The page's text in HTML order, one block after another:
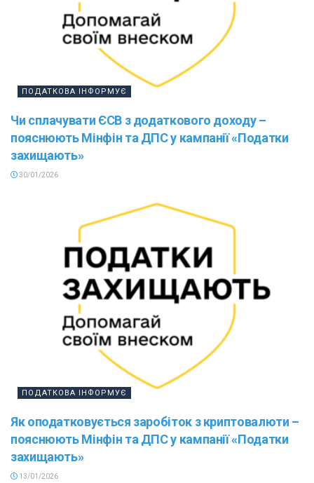
ПОДАТКОВА ІНФОРМУЄ
Чи сплачувати ЄСВ з додаткового доходу –
пояснюють Мінфін та ДПС у кампанії «Податки
захищають»
30/01/2026
ПОДАТКОВА ІНФОРМУЄ
Як оподатковується заробіток з криптовалюти –
пояснюють Мінфін та ДПС у кампанії «Податки
захищають»
13/01/2026